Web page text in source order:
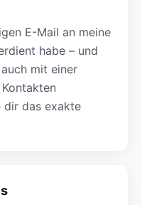
E-Mail an meine
habe – und
mit einer
das exakte